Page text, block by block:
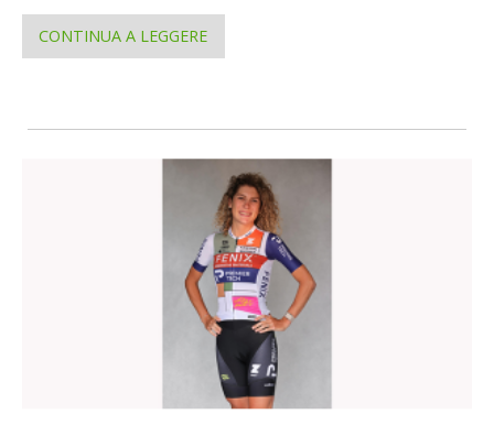
CONTINUA A LEGGERE